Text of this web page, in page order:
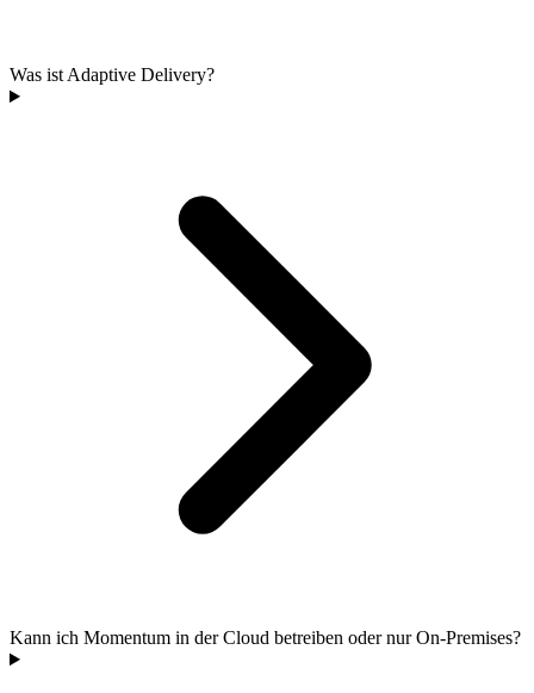
Was ist Adaptive Delivery?
Kann ich Momentum in der Cloud betreiben oder nur On-Premises?